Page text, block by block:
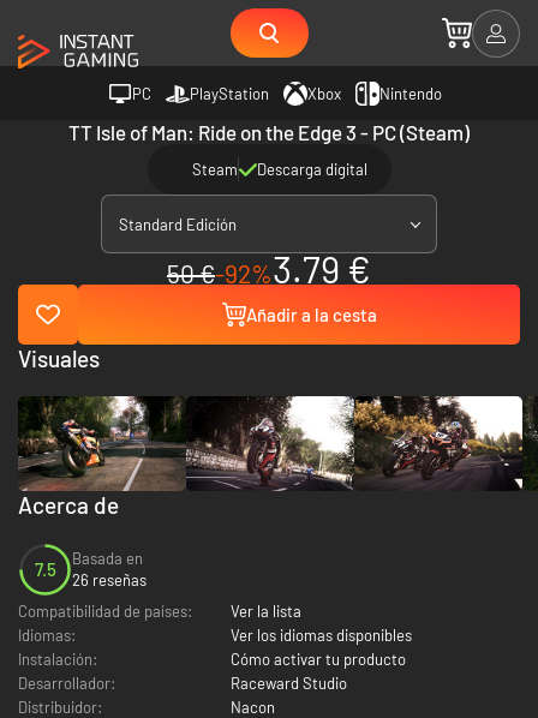
PC PlayStation Xbox Nintendo
TT Isle of Man: Ride on the Edge 3 - PC (Steam)
Steam Descarga digital
Standard Edición
50 €-92%3.79 €
Añadir a la cesta
Acerca de
7.5
Basada en
26 reseñas
Compatibilidad de países:
Ver la lista
Idiomas:
Ver los idiomas disponibles
Instalación:
Cómo activar tu producto
Desarrollador:
Raceward Studio
Distribuidor:
Nacon
Visuales